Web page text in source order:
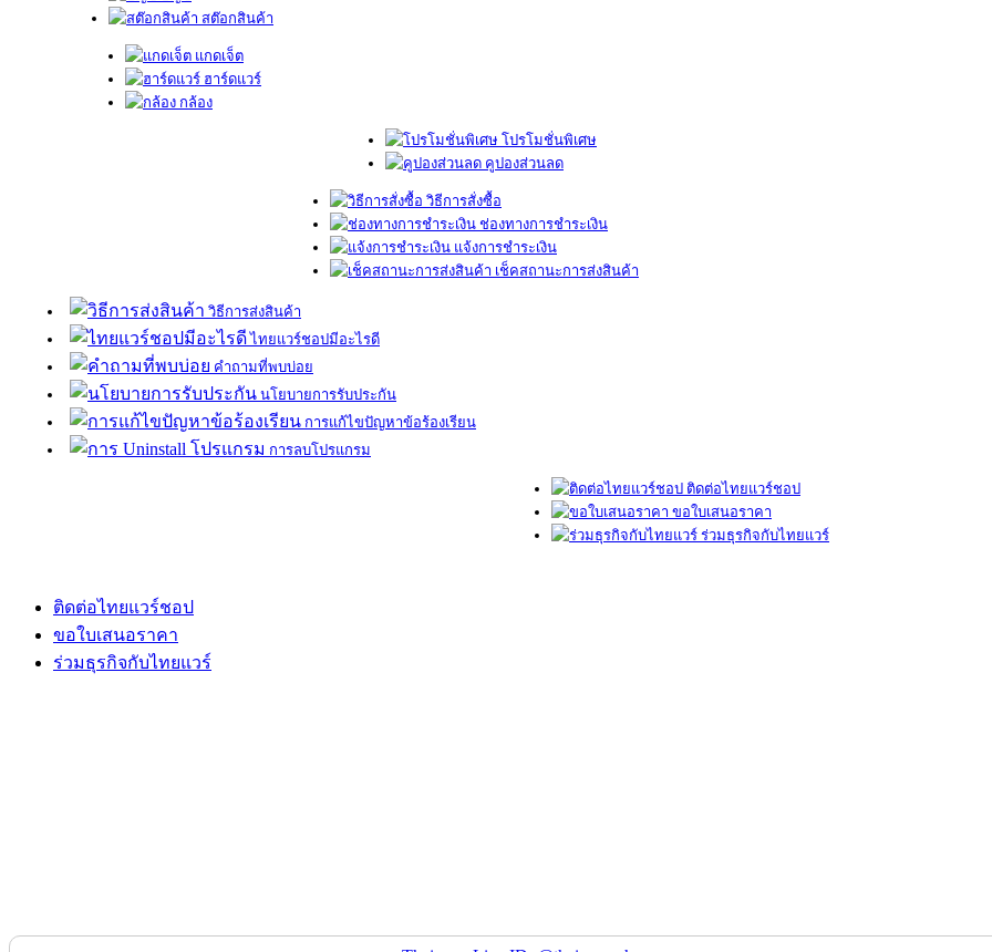
สต๊อกสินค้า
แกดเจ็ต
ฮาร์ดแวร์
กล้อง
โปรโมชั่นพิเศษ
คูปองส่วนลด
วิธีการสั่งซื้อ
ช่องทางการชำระเงิน
แจ้งการชำระเงิน
เช็คสถานะการส่งสินค้า
วิธีการส่งสินค้า
ไทยแวร์ชอปมีอะไรดี
คำถามที่พบบ่อย
นโยบายการรับประกัน
การแก้ไขปัญหาข้อร้องเรียน
การลบโปรแกรม
ติดต่อไทยแวร์ชอป
ขอใบเสนอราคา
ร่วมธุรกิจกับไทยแวร์
ติดต่อไทยแวร์ชอป
ขอใบเสนอราคา
ร่วมธุรกิจกับไทยแวร์